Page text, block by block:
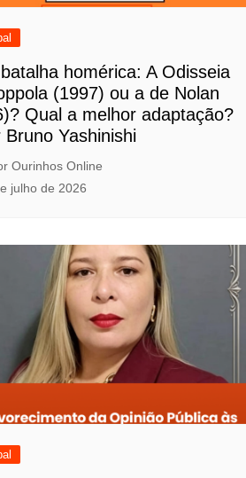
homérica: A Odisseia
(1997) ou a de Nolan
Qual a melhor adaptação?
Bruno Yashinishi
Ourinhos Online
julho de 2026